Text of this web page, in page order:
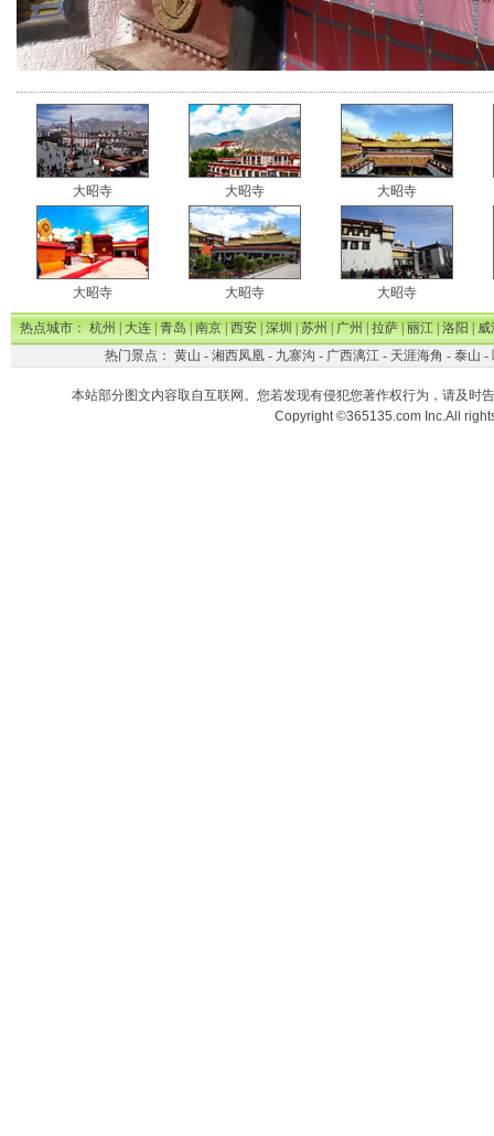
大昭寺 大昭寺 大昭寺
大昭寺 大昭寺 大昭寺
热点城市：杭州|大连|青岛|南京|西安|深圳|苏州|广州|拉萨|丽江|洛阳|威
热门景点： 黄山 - 湘西凤凰- 九寨沟 - 广西漓江- 天涯海角 - 泰山 -
本站部分图文内容取自互联网。您若发现有侵犯您著作权行为，请及时
Copyright ©365135.com Inc.All